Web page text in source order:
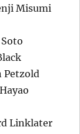
Misumi
Petzold
Linklater